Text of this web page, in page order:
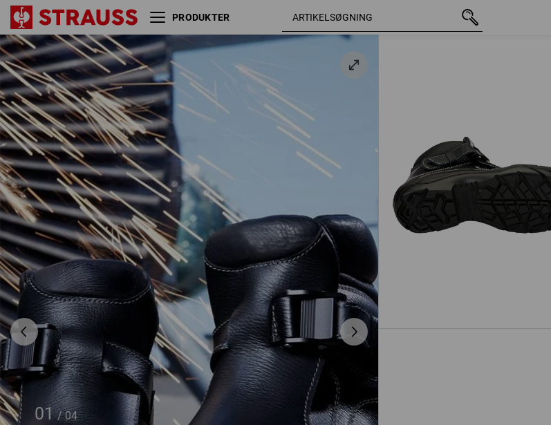
PRODUKTER
01 / 04
S3 Sikkerhedssko e.s. Pleione
mid
sort 40 728,75 kr.